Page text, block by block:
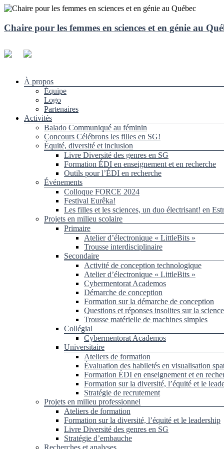
Aller
contenu
Chaire pour les femmes en sciences et en génie au
Menu
À propos
Équipe
Logo
Partenaires
Activités
Balado Communiqué au féminin
Concours Célébrons les filles en SG!
Équité, diversité et inclusion
Livre Diversité des genres en SG
Formation ÉDI en enseignement et en recherche
Outils pour l’ÉDI en recherche
Événements
Colloque FORCE 2024
Festival Eurêka!
Les filles et les sciences, un duo électrisant! en
Projets en milieu scolaire
Primaire
Atelier d’électronique « LittleBits »
Trousse interdisciplinaire
Secondaire
Activité de conception technologique
Atelier d’électronique « LittleBits »
Cybermentorat Academos
Démarche de conception
Formation sur la démarche de conception
Questions et réponses insolites sur la
Trousse matérielle de machines simples
Collégial
Cybermentorat Academos
Universitaire
Ateliers de formation
Évaluation des habiletés en visualisation
Formation ÉDI en enseignement et en
Formation sur la diversité, l’équité et le
Stratégie de recrutement
Projets en milieu professionnel
Ateliers de formation
Formation sur la diversité, l’équité et le leadership
Livre Diversité des genres en SG
Stratégie d’embauche